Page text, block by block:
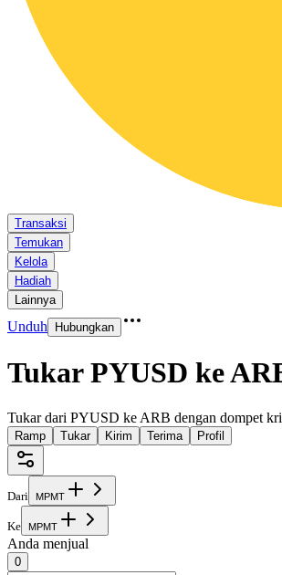
Transaksi
Temukan
Kelola
Hadiah
Lainnya
Unduh Hubungkan
Tukar PYUSD ke
Tukar dari PYUSD ke ARB dengan dompet
Ramp Tukar Kirim Terima Profil
Dari MPMT
Ke MPMT
Anda menjual
0